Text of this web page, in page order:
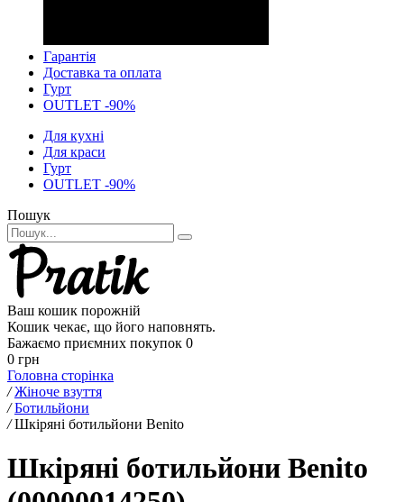
Гарантія
Доставка та оплата
Гурт
OUTLET -90%
Для кухні
Для краси
Гурт
OUTLET -90%
Пошук
Ваш кошик порожній
Кошик чекає, що його наповнять.
Бажаємо приємних покупок 0
0 грн
Головна сторінка
/ Жіноче взуття
/ Ботильйони
/ Шкіряні ботильйони Benito
Шкіряні ботильйони Benito